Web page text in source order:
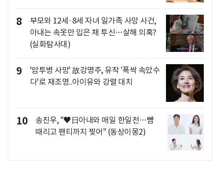
8
부모와 12세·8세 자녀 일가족 사망 사건,
아내는 속옷만 입은 채 투신…살해 의혹?
(실화탐사대)
9
'암투병 사망' 故강명주, 유작 '폭싹 속았수
다'로 재조명..아이유와 강렬 대치
10
송진우, "♥日아내와 매일 한일전…뺨
때리고 팬티까지 찢어" (동상이몽2)